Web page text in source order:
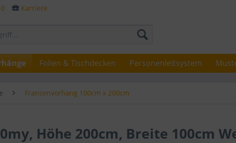
Karriere
Folien & Tischdecken Personenleitsystem
Fransenvorhang 100cm x 200cm
Höhe 200cm, Breite 100cm